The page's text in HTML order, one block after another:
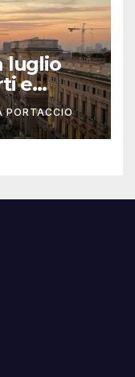
luglio
e
PORTACCIO